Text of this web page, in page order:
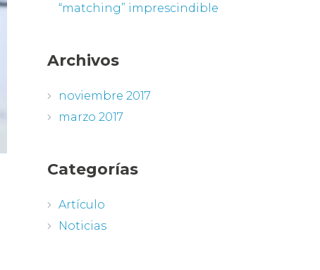
“matching” imprescindible
Archivos
noviembre 2017
marzo 2017
Categorías
Artículo
Noticias